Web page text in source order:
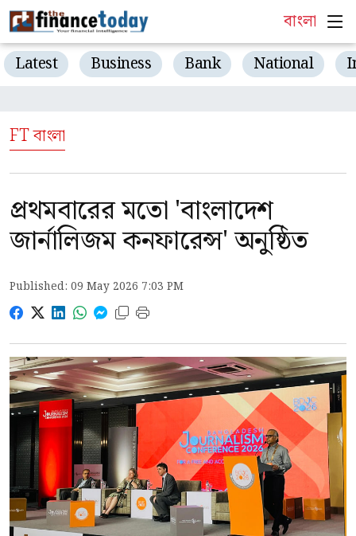
বাংলা
Latest Business Bank National
FT বাংলা
প্রথমবারের মতো 'বাংলাদেশ
জার্নালিজম কনফারেন্স' অনুষ্ঠিত
Published: 09 May 2026 7:03 PM